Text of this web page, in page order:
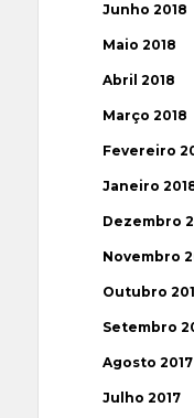
Junho 2018
Maio 2018
Abril 2018
Março 2018
Fevereiro
Janeiro
Dezembro
Novembro
Outubro
Setembro
Agosto 2017
Julho 2017